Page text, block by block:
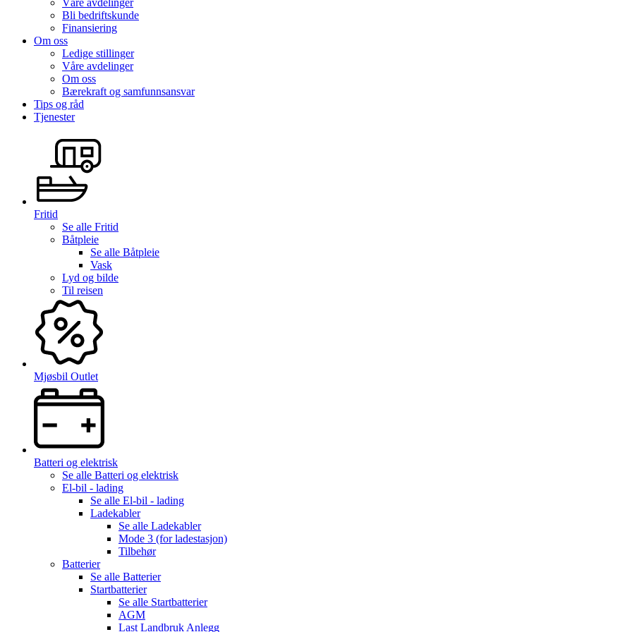
Bli bedriftskunde
Finansiering
Om oss
Ledige stillinger
Våre avdelinger
Om oss
Bærekraft og samfunnsansvar
Tips og råd
Tjenester
Fritid
Se alle Fritid
Båtpleie
Se alle Båtpleie
Vask
Lyd og bilde
Til reisen
Mjøsbil Outlet
Batteri og elektrisk
Se alle Batteri og elektrisk
El-bil - lading
Se alle El-bil - lading
Ladekabler
Se alle Ladekabler
Mode 3 (for ladestasjon)
Tilbehør
Batterier
Se alle Batterier
Startbatterier
Se alle Startbatterier
AGM
Last Landbruk Anlegg